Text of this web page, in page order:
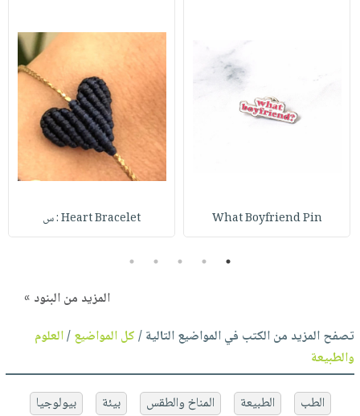
What Boyfriend Pin Heart Bracelet : س
1
2
3
4
5
المزيد من البنود »
تصفح المزيد من الكتب في المواضيع التالية /كل المواضيع/العلوم
والطبيعة
الطب الطبيعة المناخ والطقس بيئة
بيولوجيا